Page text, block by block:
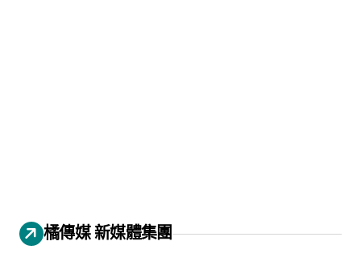
橘傳媒 新媒體集團